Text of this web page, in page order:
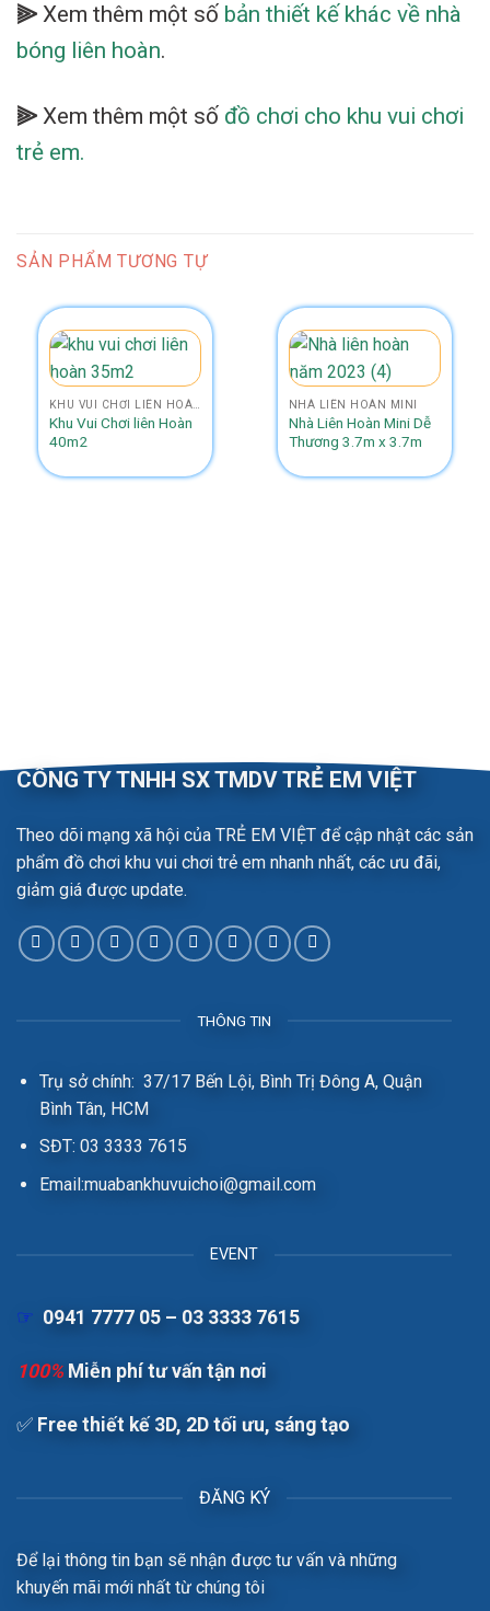
⫸ Xem thêm một số bản thiết kế khác về nhà
bóng liên hoàn.
⫸ Xem thêm một số đồ chơi cho khu vui chơi
trẻ em.
SẢN PHẨM TƯƠNG TỰ
Khu Vui Chơi liên Hoàn
40m2
NHÀ LIÊN HOÀN MINI
Nhà Liên Hoàn Mini Dễ
Thương 3.7m x 3.7m
CÔNG TY TNHH SX TMDV TRẺ EM VIỆT
Theo dõi mạng xã hội của TRẺ EM VIỆT để cập nhật các sản
phẩm đồ chơi khu vui chơi trẻ em nhanh nhất, các ưu đãi,
giảm giá được update.
THÔNG TIN
Trụ sở chính: 37/17 Bến Lội, Bình Trị Đông A, Quận
Bình Tân, HCM
SĐT: 03 3333 7615
Email:muabankhuvuichoi@gmail.com
EVENT
☞ 0941 7777 05 – 03 3333 7615
100% Miễn phí tư vấn tận nơi
✅Free t hiết kế 3D, 2D tối ưu, sáng tạo
ĐĂNG KÝ
Để lại thông tin bạn sẽ nhận được tư vấn và những
khuyến mãi mới nhất từ chúng tôi